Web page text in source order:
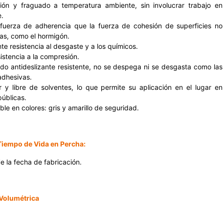
y fraguado a temperatura ambiente, sin involucrar trabajo en
de adherencia que la fuerza de cohesión de superficies no
como el hormigón.
resistencia al desgaste y a los químicos.
a la compresión.
antideslizante resistente, no se despega ni se desgasta como las
y libre de solventes, lo que permite su aplicación en el lugar en
en colores: gris y amarillo de seguridad.
de Vida en Percha:
la fecha de fabricación.